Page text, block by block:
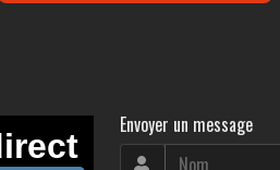
Envoyer un message